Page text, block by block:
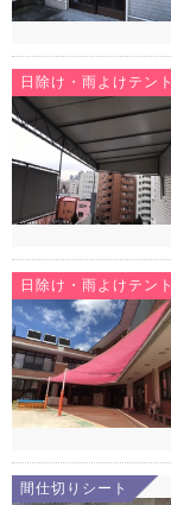
日除け・雨よけテント
日除け・雨よけテント
間仕切りシート